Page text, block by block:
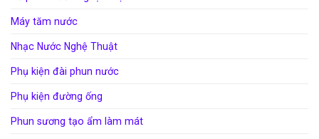
Máy tăm nước
Nhạc Nước Nghệ Thuật
Phụ kiện đài phun nước
Phụ kiện đường ống
Phun sương tạo ẩm làm mát